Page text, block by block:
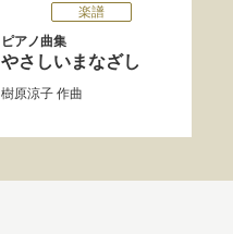
楽譜
ピアノ曲集
やさしいまなざし
樹原涼子作曲